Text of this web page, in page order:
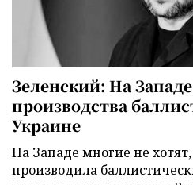
Зеленский: На
производства
Украине
На Западе многие не
производила